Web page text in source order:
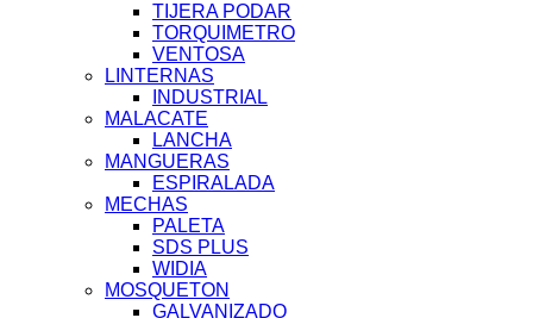
TIJERA PODAR
TORQUIMETRO
VENTOSA
LINTERNAS
INDUSTRIAL
MALACATE
LANCHA
MANGUERAS
ESPIRALADA
MECHAS
PALETA
SDS PLUS
WIDIA
MOSQUETON
GALVANIZADO